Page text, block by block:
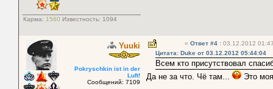
Карма: 1560 Известность: 1094
Yuuki
Pokryschkin ist in der
Luft!
Сообщений: 7109
« Ответ #4 : 03.12.2012
Цитата: Duke от 03.12.2012 05:44:04
Всем кто присутствовал
Да не за что. Чё там...
Это